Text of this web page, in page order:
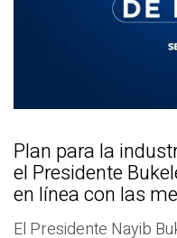
Plan para la
el Presidente
en línea con las
El Presidente Nayib